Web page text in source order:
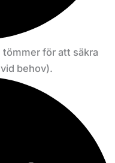
tömmer för att säkra
behov).